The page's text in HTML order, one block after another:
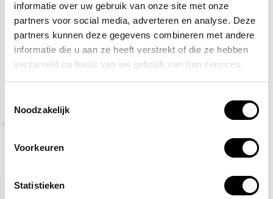
informatie over uw gebruik van onze site met onze
partners voor social media, adverteren en analyse. Deze
partners kunnen deze gegevens combineren met andere
informatie die u aan ze heeft verstrekt of die ze hebben
verzameld op basis van uw gebruik van hun services.
Noodzakelijk
Voorkeuren
Statistieken
Auto veiligheidspakket
(51,67 Incl. btw)
AANBIEDING